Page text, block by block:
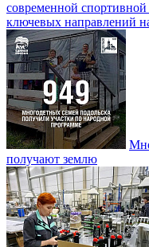
современной
ключевых направлений
получают землю